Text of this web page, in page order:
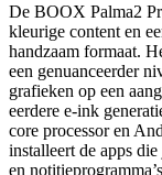
De BOOX Palma2
kleurige content en
handzaam formaat.
een genuanceerder
grafieken op een
eerdere e-ink
core processor en
installeert de apps
en